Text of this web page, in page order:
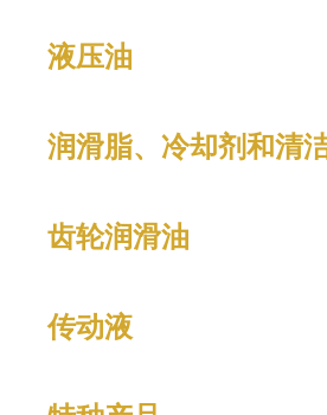
液压油
润滑脂、冷却剂和清
齿轮润滑油
传动液